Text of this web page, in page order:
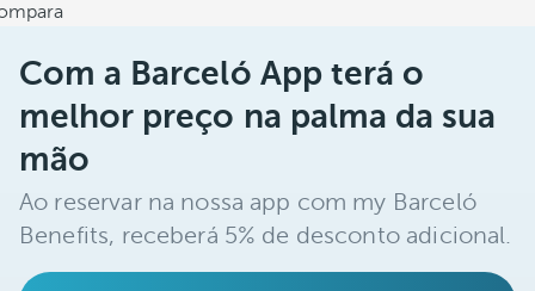
Com a Barceló App terá o
melhor preço na palma da sua
mão
Ao reservar na nossa app com my Barceló
Benefits, receberá 5% de desconto adicional.